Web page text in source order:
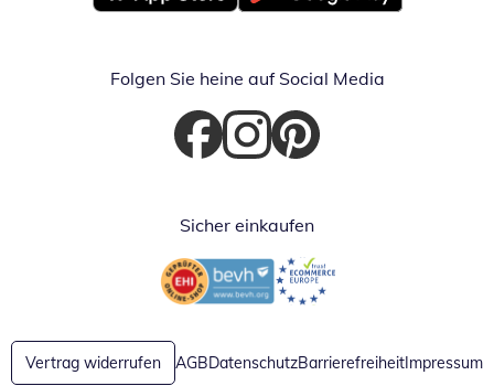
Öffnet in neuem FensterÖffnet in neuem Fenster
Folgen Sie heine auf Social Media
Öffnet in neuem Fenster
Öffnet in neuem Fenster
Öffnet in neuem Fenster
Sicher einkaufen
Öffnet in neuem FensterÖffnet in neuem Fenster
Vertrag widerrufen AGBDatenschutzBarrierefreiheitImpressum